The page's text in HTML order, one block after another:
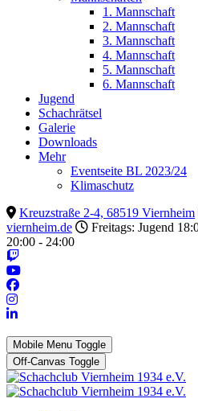
1. Mannschaft
2. Mannschaft
3. Mannschaft
4. Mannschaft
5. Mannschaft
6. Mannschaft
Jugend
Schachrätsel
Galerie
Downloads
Mehr
Eventseite BL 2023/24
Klimaschutz
Kreuzstraße 2-4, 68519 Viernheim
viernheim.de
Freitags: Jugend
20:00 - 24:00
Mobile Menu Toggle
Off-Canvas Toggle